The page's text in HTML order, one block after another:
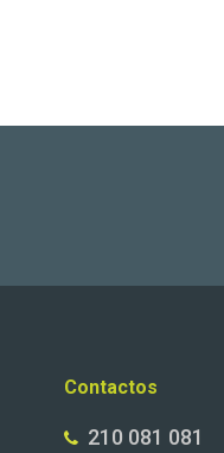
Contactos
210 081 081